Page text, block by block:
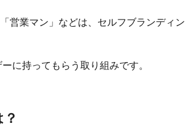
営業マン」などは、セルフブランディン
に持ってもらう取り組みです。